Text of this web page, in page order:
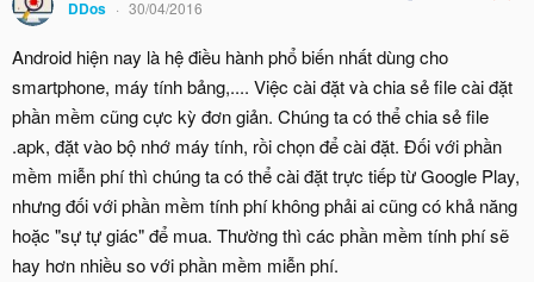
DDos 30/04/2016
Android hiện nay là hệ điều hành phổ biến nhất dùng cho
smartphone, máy tính bảng,.... Việc cài đặt và chia sẻ file cài đặt
phần mềm cũng cực kỳ đơn giản. Chúng ta có thể chia sẻ file
.apk, đặt vào bộ nhớ máy tính, rồi chọn để cài đặt. Đối với phần
mềm miễn phí thì chúng ta có thể cài đặt trực tiếp từ Google Play,
nhưng đối với phần mềm tính phí không phải ai cũng có khả năng
hoặc "sự tự giác" để mua. Thường thì các phần mềm tính phí sẽ
hay hơn nhiều so với phần mềm miễn phí.